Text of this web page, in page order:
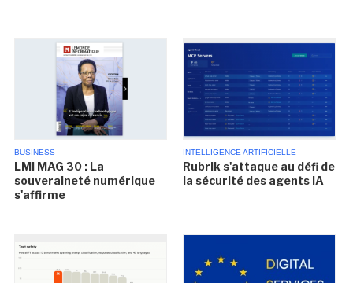
BUSINESS
LMI MAG 30 : La
souveraineté numérique
s'affirme
INTELLIGENCE ARTIFICIELLE
Rubrik s'attaque au défi de
la sécurité des agents IA